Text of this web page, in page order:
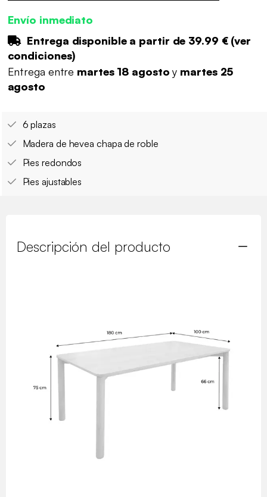
Envío inmediato
Entrega disponible a partir de 39.99 €(ver
condiciones)
Entrega entre martes 18 agostoy martes 25
agosto
6 plazas
Madera de hevea chapa de roble
Pies redondos
Pies ajustables
Descripción del producto